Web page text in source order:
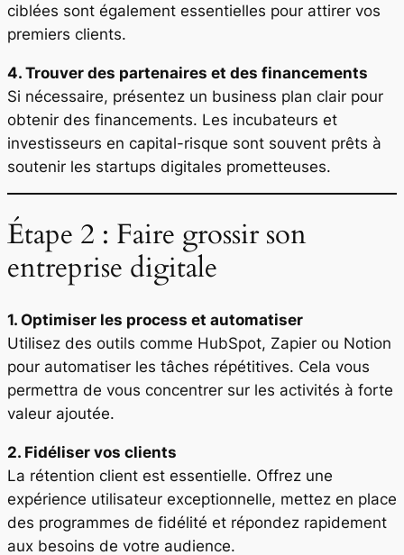
ciblées sont également essentielles pour attirer vos
premiers clients.
4. Trouver des partenaires et des financements
Si nécessaire, présentez un business plan clair pour
obtenir des financements. Les incubateurs et
investisseurs en capital-risque sont souvent prêts à
soutenir les startups digitales prometteuses.
Étape 2 : Faire grossir son
entreprise digitale
1. Optimiser les process et automatiser
Utilisez des outils comme HubSpot, Zapier ou Notion
pour automatiser les tâches répétitives. Cela vous
permettra de vous concentrer sur les activités à forte
valeur ajoutée.
2. Fidéliser vos clients
La rétention client est essentielle. Offrez une
expérience utilisateur exceptionnelle, mettez en place
des programmes de fidélité et répondez rapidement
aux besoins de votre audience.